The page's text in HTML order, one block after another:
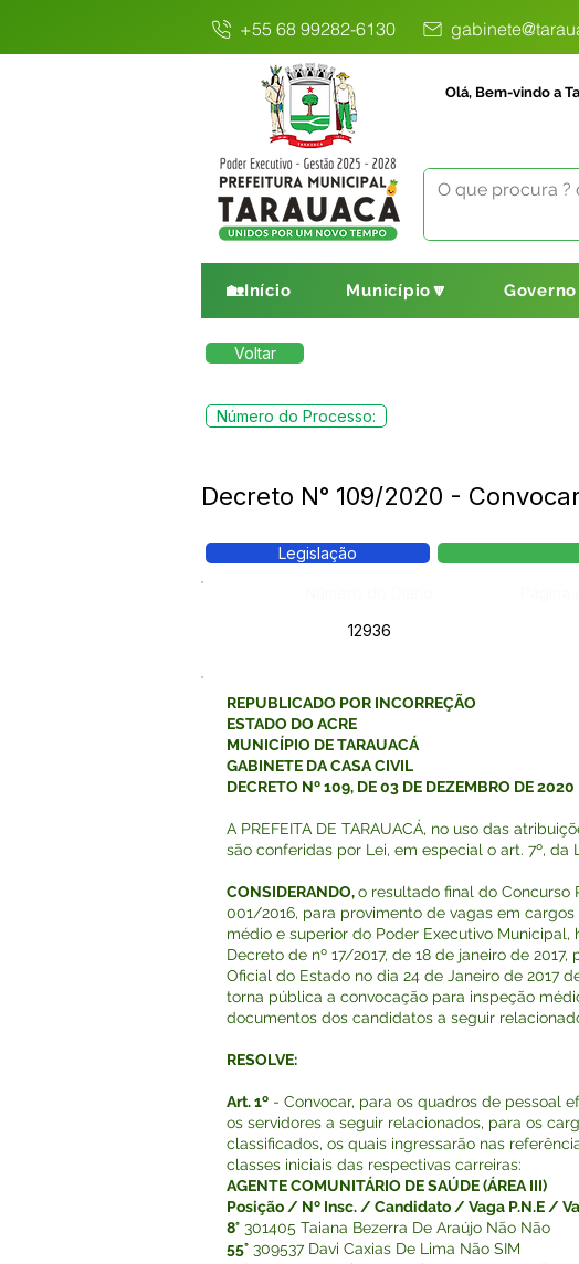
+55 68 99282-6130
Olá, Bem-vindo a
🏡Início Município🔽
Voltar
Número do Processo:
Decreto N° 109/2020 - Convocar
Legislação
12936
REPUBLICADO POR INCORREÇÃO
ESTADO DO ACRE
MUNICÍPIO DE TARAUACÁ
GABINETE DA CASA CIVIL
DECRETO Nº 109, DE 03 DE DEZEMBRO DE 2020
A PREFEITA DE TARAUACÁ, no uso das
são conferidas por Lei, em especial o art. 7º, da
CONSIDERANDO,o resultado final do Concurso
001/2016, para provimento de vagas em
médio e superior do Poder Executivo Municipal,
Decreto de nº 17/2017, de 18 de janeiro de
Oficial do Estado no dia 24 de Janeiro de 2017
torna pública a convocação para inspeção
documentos dos candidatos a seguir
RESOLVE:
Art. 1º - Convocar, para os quadros de pessoal
os servidores a seguir relacionados, para os
classificados, os quais ingressarão nas
classes iniciais das respectivas carreiras:
AGENTE COMUNITÁRIO DE SAÚDE (ÁREA III)
Posição / Nº Insc. / Candidato / Vaga P.N.E /
8° 301405 Taiana Bezerra De Araújo Não Não
55° 309537 Davi Caxias De Lima Não SIM